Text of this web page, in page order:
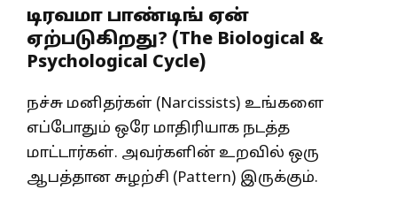
டிரவமா பாண்டிங் ஏன்
ஏற்படுகிறது? (The Biological &
Psychological Cycle)
நச்சு மனிதர்கள் (Narcissists) உங்களை
எப்போதும் ஒரே மாதிரியாக நடத்த
மாட்டார்கள். அவர்களின் உறவில் ஒரு
ஆபத்தான சுழற்சி (Pattern) இருக்கும்.